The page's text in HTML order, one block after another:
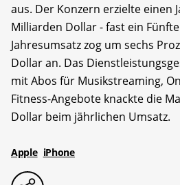
aus. Der Konzern erzielte einen
Milliarden Dollar - fast ein
Jahresumsatz zog um sechs
Dollar an. Das
mit Abos für Musikstreaming,
Fitness-Angebote knackte die
Dollar beim jährlichen Umsatz.
Apple iPhone